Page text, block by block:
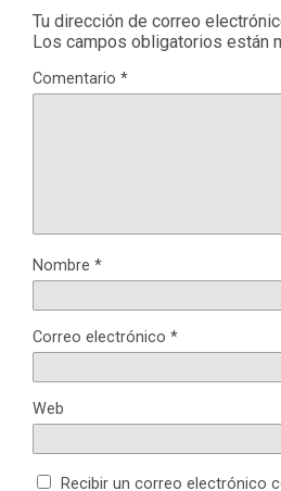
Tu dirección de correo
Los campos obligatorios están
Comentario *
Nombre *
Correo electrónico *
Web
Recibir un correo electrónico